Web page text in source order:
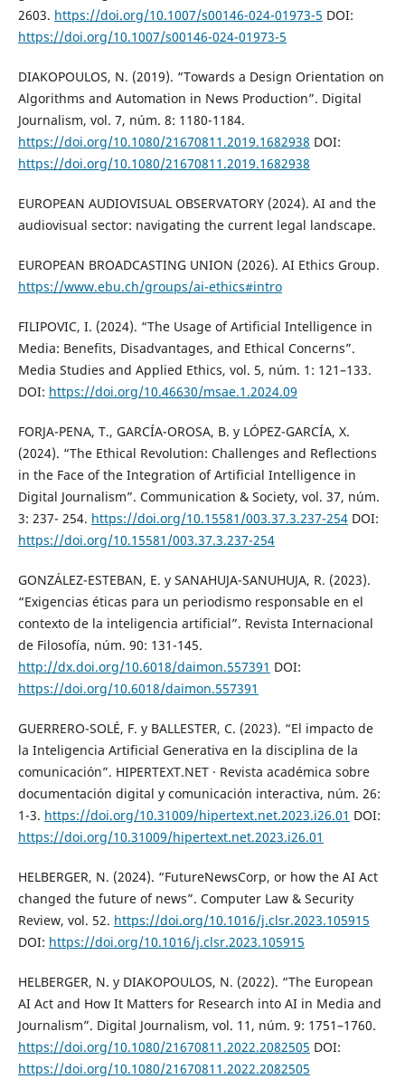
2603. https://doi.org/10.1007/s00146-024-01973-5 DOI:
https://doi.org/10.1007/s00146-024-01973-5
DIAKOPOULOS, N. (2019). “Towards a Design Orientation on
Algorithms and Automation in News Production”. Digital
Journalism, vol. 7, núm. 8: 1180-1184.
https://doi.org/10.1080/21670811.2019.1682938 DOI:
https://doi.org/10.1080/21670811.2019.1682938
EUROPEAN AUDIOVISUAL OBSERVATORY (2024). AI and the
audiovisual sector: navigating the current legal landscape.
EUROPEAN BROADCASTING UNION (2026). AI Ethics Group.
https://www.ebu.ch/groups/ai-ethics#intro
FILIPOVIC, I. (2024). “The Usage of Artificial Intelligence in
Media: Benefits, Disadvantages, and Ethical Concerns”.
Media Studies and Applied Ethics, vol. 5, núm. 1: 121–133.
DOI: https://doi.org/10.46630/msae.1.2024.09
FORJA-PENA, T., GARCÍA-OROSA, B. y LÓPEZ-GARCÍA, X.
(2024). “The Ethical Revolution: Challenges and Reflections
in the Face of the Integration of Artificial Intelligence in
Digital Journalism”. Communication & Society, vol. 37, núm.
3: 237- 254. https://doi.org/10.15581/003.37.3.237-254DOI:
https://doi.org/10.15581/003.37.3.237-254
GONZÁLEZ-ESTEBAN, E. y SANAHUJA-SANUHUJA, R. (2023).
“Exigencias éticas para un periodismo responsable en el
contexto de la inteligencia artificial”. Revista Internacional
de Filosofía, núm. 90: 131-145.
http://dx.doi.org/10.6018/daimon.557391 DOI:
https://doi.org/10.6018/daimon.557391
GUERRERO-SOLÉ, F. y BALLESTER, C. (2023). “El impacto de
la Inteligencia Artificial Generativa en la disciplina de la
comunicación”. HIPERTEXT.NET · Revista académica sobre
documentación digital y comunicación interactiva, núm. 26:
1-3. https://doi.org/10.31009/hipertext.net.2023.i26.01 DOI:
https://doi.org/10.31009/hipertext.net.2023.i26.01
HELBERGER, N. (2024). “FutureNewsCorp, or how the AI Act
changed the future of news”. Computer Law & Security
Review, vol. 52. https://doi.org/10.1016/j.clsr.2023.105915
DOI: https://doi.org/10.1016/j.clsr.2023.105915
HELBERGER, N. y DIAKOPOULOS, N. (2022). “The European
AI Act and How It Matters for Research into AI in Media and
Journalism”. Digital Journalism, vol. 11, núm. 9: 1751–1760.
https://doi.org/10.1080/21670811.2022.2082505 DOI:
https://doi.org/10.1080/21670811.2022.2082505